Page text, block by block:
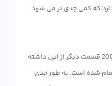
که کمی جدی تر می شود
تنها آرزوی من این است که 200 قسمت دیگر از این داشته
شده است. به طور جدی